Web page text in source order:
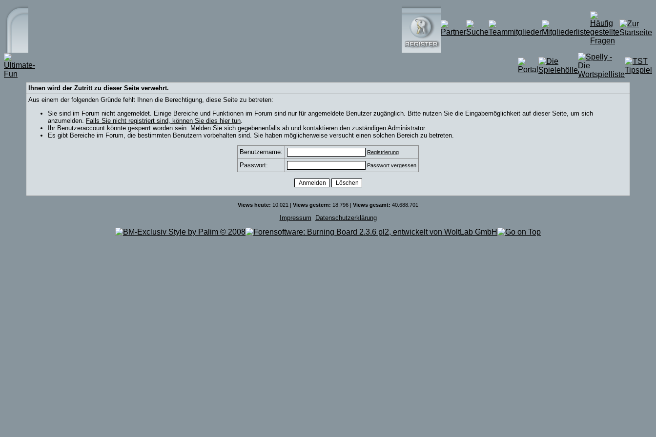
Ihnen wird der Zutritt zu dieser Seite verwehrt.
Aus einem der folgenden Gründe fehlt Ihnen die Berechtigung, diese Seite zu betreten:
Sie sind im Forum nicht angemeldet. Einige Bereiche und Funktionen im Forum sind nur für angemeldete Benutzer zugänglich. Bitte nutzen Sie die Eingabemöglichkeit auf dieser Seite, um sich
anzumelden. Falls Sie nicht registriert sind, können Sie dies hier tun.
Ihr Benutzeraccount könnte gesperrt worden sein. Melden Sie sich gegebenenfalls ab und kontaktieren den zuständigen Administrator.
Es gibt Bereiche im Forum, die bestimmten Benutzern vorbehalten sind. Sie haben möglicherweise versucht einen solchen Bereich zu betreten.
Benutzername: Registrierung
Passwort: Passwort vergessen
Views heute: 10.021 | Views gestern: 18.796 | Views gesamt: 40.688.701
Impressum Datenschutzerklärung